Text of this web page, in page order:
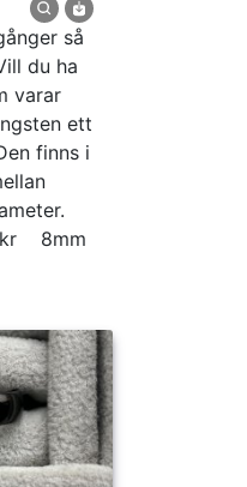
så
du ha
varar
ett
finns i
8mm